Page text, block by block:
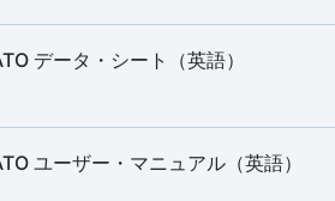
データ・シート（英語）
ユーザー・マニュアル（英語）